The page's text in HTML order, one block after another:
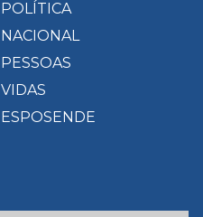
POLÍTICA
NACIONAL
PESSOAS
VIDAS
ESPOSENDE